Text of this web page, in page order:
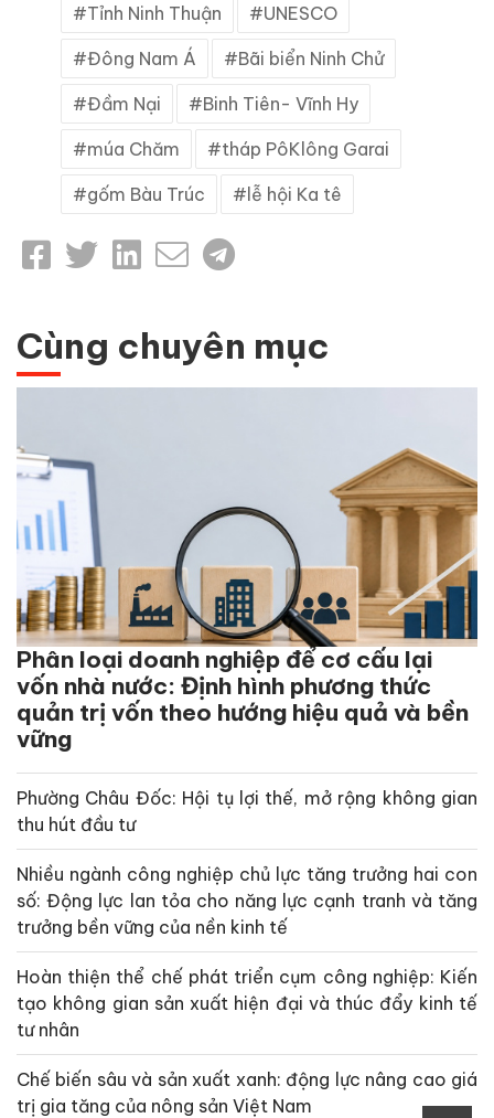
Tỉnh Ninh Thuận UNESCO
Đông Nam Á Bãi biển Ninh Chử
Đầm Nại Binh Tiên- Vĩnh Hy
múa Chăm tháp PôKlông Garai
gốm Bàu Trúc lễ hội Ka tê
Cùng chuyên mục
Phân loại doanh nghiệp để cơ cấu lại
vốn nhà nước: Định hình phương thức
quản trị vốn theo hướng hiệu quả và bền
vững
Phường Châu Đốc: Hội tụ lợi thế, mở rộng không gian
thu hút đầu tư
Nhiều ngành công nghiệp chủ lực tăng trưởng hai con
số: Động lực lan tỏa cho năng lực cạnh tranh và tăng
trưởng bền vững của nền kinh tế
Hoàn thiện thể chế phát triển cụm công nghiệp: Kiến
tạo không gian sản xuất hiện đại và thúc đẩy kinh tế
tư nhân
Chế biến sâu và sản xuất xanh: động lực nâng cao giá
trị gia tăng của nông sản Việt Nam